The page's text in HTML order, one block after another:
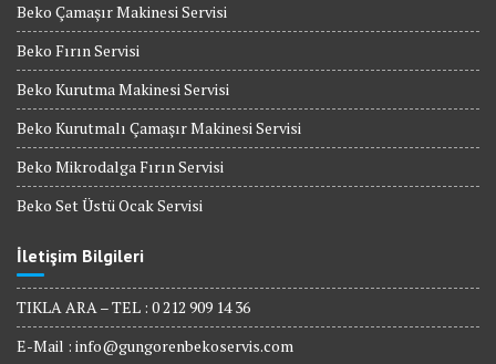
Beko Çamaşır Makinesi Servisi
Beko Fırın Servisi
Beko Kurutma Makinesi Servisi
Beko Kurutmalı Çamaşır Makinesi Servisi
Beko Mikrodalga Fırın Servisi
Beko Set Üstü Ocak Servisi
İletişim Bilgileri
TIKLA ARA – TEL : 0 212 909 14 36
E-Mail : info@gungorenbekoservis.com